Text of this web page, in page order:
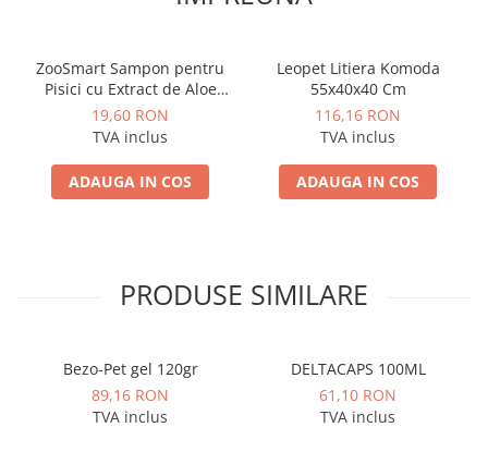
ZooSmart Sampon pentru
Pisici cu Extract de Aloe
Vera
19,60 RON
TVA inclus
ADAUGA IN COS
Leopet Litiera Komoda
55x40x40 Cm
116,16 RON
TVA inclus
ADAUGA IN COS
PRODUSE SIMILARE
Bezo-Pet gel 120gr
89,16 RON
TVA inclus
DELTACAPS 100ML
61,10 RON
TVA inclus